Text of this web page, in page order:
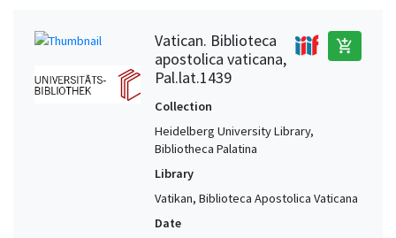
Vatican. Biblioteca
apostolica vaticana,
Pal.lat.1439
add_shopping_cart
Collection
Heidelberg University Library,
Bibliotheca Palatina
Library
Vatikan, Biblioteca Apostolica Vaticana
Date